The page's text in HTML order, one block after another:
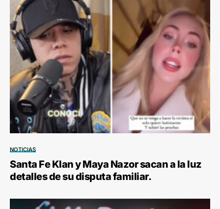
NOTICIAS
Santa Fe Klan y Maya Nazor sacan a la luz
detalles de su disputa familiar.